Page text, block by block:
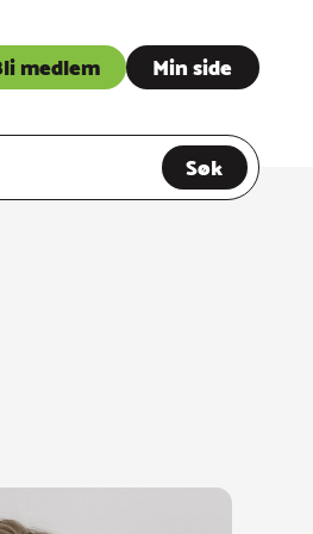
medlem Min side
Søk